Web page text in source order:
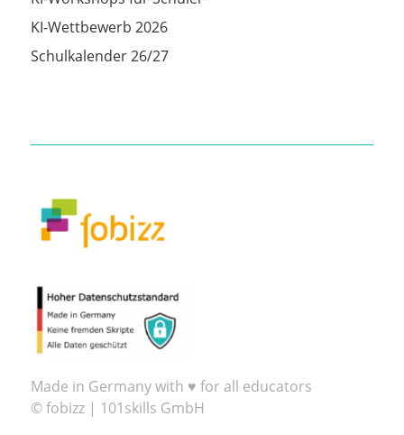
KI-Wettbewerb 2026
Schulkalender 26/27
Made in Germany with ♥ for all educators
© fobizz | 101skills GmbH